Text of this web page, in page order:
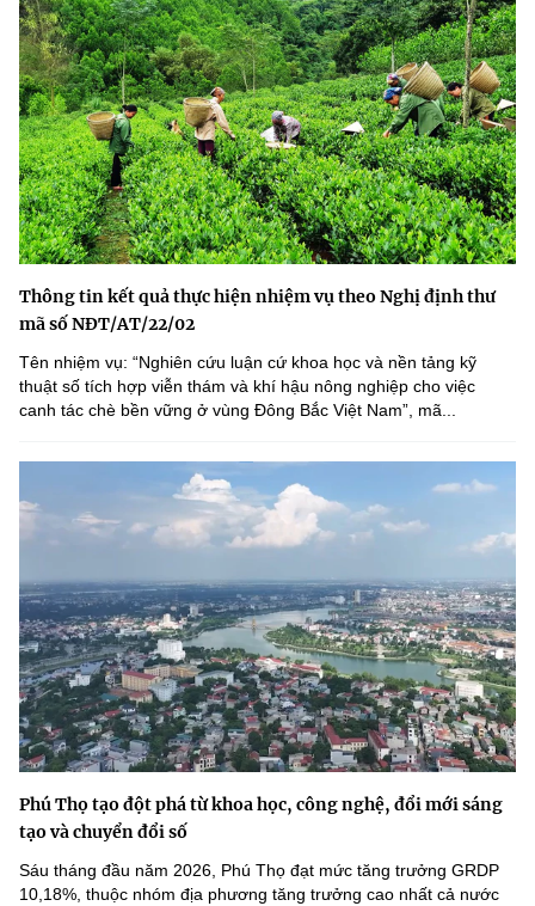
Thông tin kết quả thực hiện nhiệm vụ theo Nghị định thư
mã số NĐT/AT/22/02
Tên nhiệm vụ: “Nghiên cứu luận cứ khoa học và nền tảng kỹ
thuật số tích hợp viễn thám và khí hậu nông nghiệp cho việc
canh tác chè bền vững ở vùng Đông Bắc Việt Nam”, mã...
Phú Thọ tạo đột phá từ khoa học, công nghệ, đổi mới sáng
tạo và chuyển đổi số
Sáu tháng đầu năm 2026, Phú Thọ đạt mức tăng trưởng GRDP
10,18%, thuộc nhóm địa phương tăng trưởng cao nhất cả nước